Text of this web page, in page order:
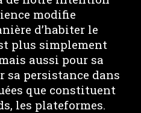
modifie
d’habiter le
plus simplement
aussi pour sa
sa persistance dans
que constituent
les plateformes.